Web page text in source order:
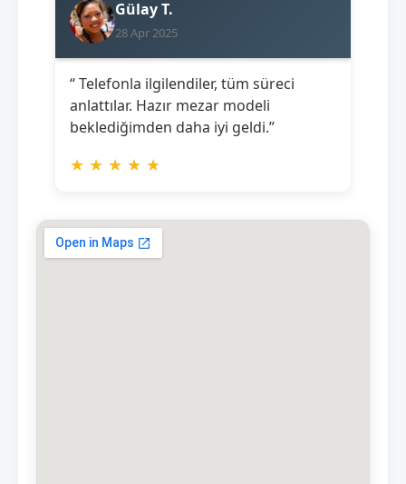
Gülay T.
28 Apr 2025
“ Telefonla ilgilendiler, tüm süreci
anlattılar. Hazır mezar modeli
beklediğimden daha iyi geldi.”
★ ★ ★ ★ ★